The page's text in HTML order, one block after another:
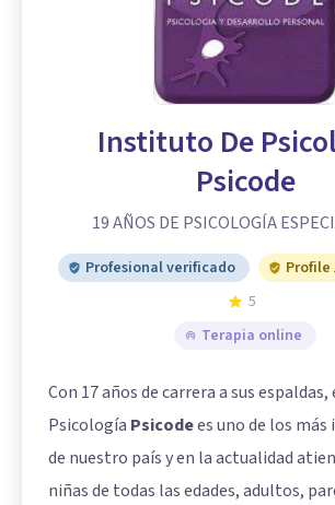
Instituto De
Psicode
19 AÑOS DE PSICOLOGÍA
Profesional verificado
Profile
5
Terapia online
Con 17 años de carrera a sus
Psicología Psicodees uno de los
de nuestro país y en la actualidad
niñas de todas las edades, adultos,